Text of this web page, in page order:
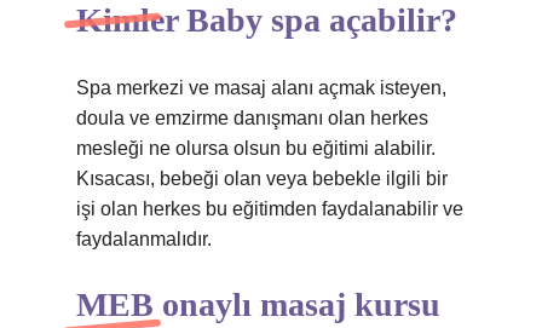
Kimler Baby spa açabilir?
Spa merkezi ve masaj alanı açmak isteyen,
doula ve emzirme danışmanı olan herkes
mesleği ne olursa olsun bu eğitimi alabilir.
Kısacası, bebeği olan veya bebekle ilgili bir
işi olan herkes bu eğitimden faydalanabilir ve
faydalanmalıdır.
MEB onaylı masaj kursu